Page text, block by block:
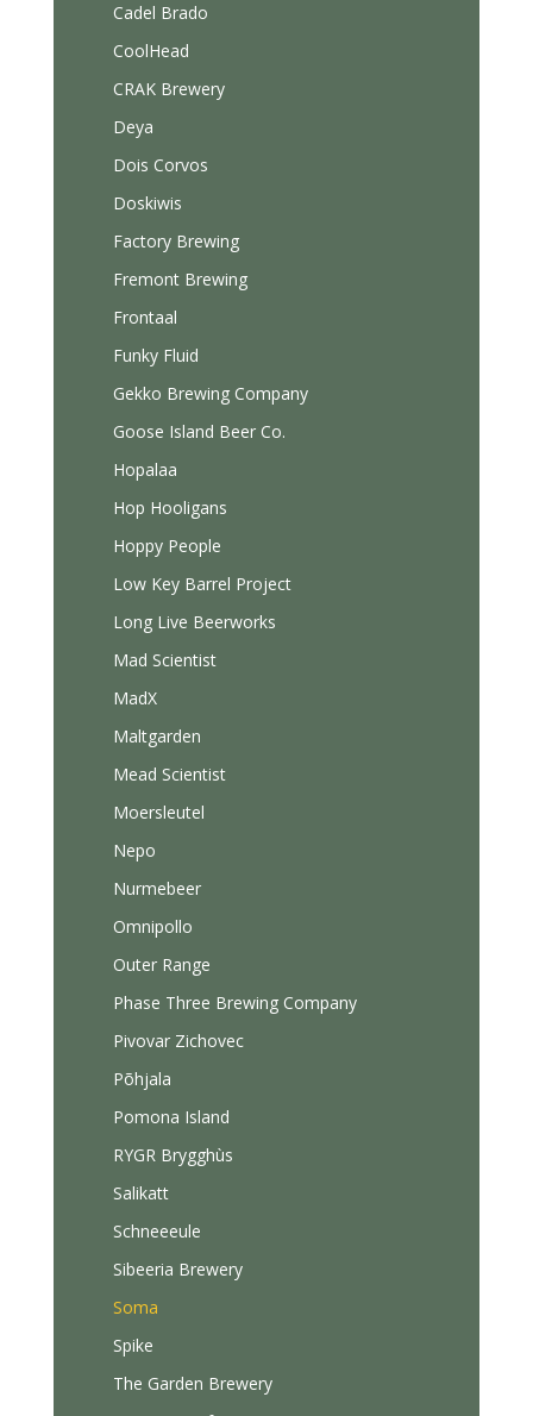
Cadel Brado
CoolHead
CRAK Brewery
Deya
Dois Corvos
Doskiwis
Factory Brewing
Fremont Brewing
Frontaal
Funky Fluid
Gekko Brewing Company
Goose Island Beer Co.
Hopalaa
Hop Hooligans
Hoppy People
Low Key Barrel Project
Long Live Beerworks
Mad Scientist
MadX
Maltgarden
Mead Scientist
Moersleutel
Nepo
Nurmebeer
Omnipollo
Outer Range
Phase Three Brewing Company
Pivovar Zichovec
Põhjala
Pomona Island
RYGR Brygghùs
Salikatt
Schneeeule
Sibeeria Brewery
Soma
Spike
The Garden Brewery